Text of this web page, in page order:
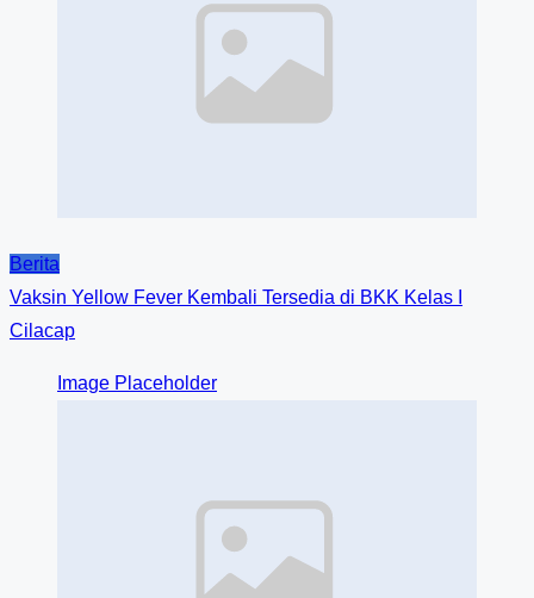
Berita
Vaksin Yellow Fever Kembali Tersedia di BKK Kelas I
Cilacap
Image Placeholder